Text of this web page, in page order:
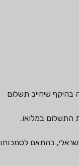
בהיקף שיחייב תשלום
בהתאם לסמכותו